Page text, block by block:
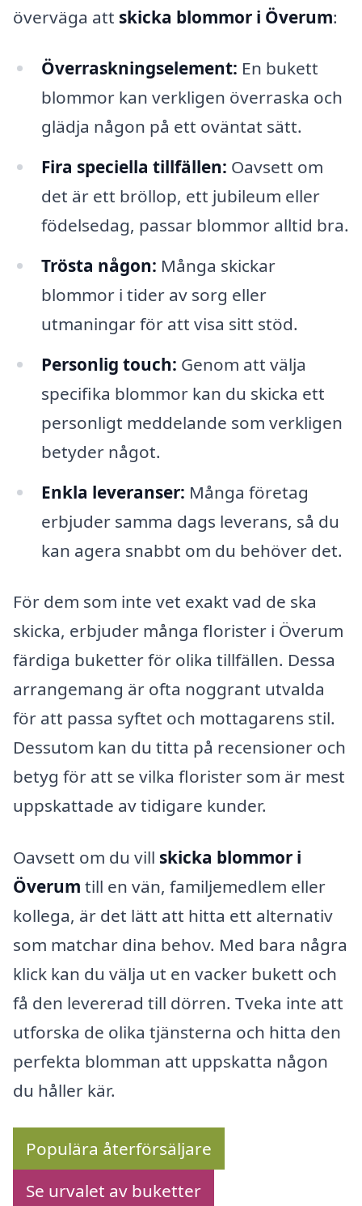
överväga att skicka blommor i Överum:
Överraskningselement: En bukett
blommor kan verkligen överraska och
glädja någon på ett oväntat sätt.
Fira speciella tillfällen: Oavsett om
det är ett bröllop, ett jubileum eller
födelsedag, passar blommor alltid bra.
Trösta någon: Många skickar
blommor i tider av sorg eller
utmaningar för att visa sitt stöd.
Personlig touch: Genom att välja
specifika blommor kan du skicka ett
personligt meddelande som verkligen
betyder något.
Enkla leveranser: Många företag
erbjuder samma dags leverans, så du
kan agera snabbt om du behöver det.
För dem som inte vet exakt vad de ska
skicka, erbjuder många florister i Överum
färdiga buketter för olika tillfällen. Dessa
arrangemang är ofta noggrant utvalda
för att passa syftet och mottagarens stil.
Dessutom kan du titta på recensioner och
betyg för att se vilka florister som är mest
uppskattade av tidigare kunder.
Oavsett om du vill skicka blommor i
Överum till en vän, familjemedlem eller
kollega, är det lätt att hitta ett alternativ
som matchar dina behov. Med bara några
klick kan du välja ut en vacker bukett och
få den levererad till dörren. Tveka inte att
utforska de olika tjänsterna och hitta den
perfekta blomman att uppskatta någon
du håller kär.
Populära återförsäljare
Se urvalet av buketter